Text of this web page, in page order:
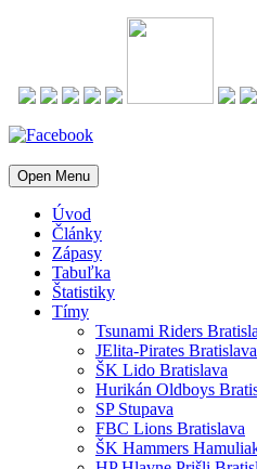
Open Menu
Úvod
Články
Zápasy
Tabuľka
Štatistiky
Tímy
Tsunami Riders
JElita-Pirates Bratislava
ŠK Lido Bratislava
Hurikán Oldboys
SP Stupava
FBC Lions Bratislava
ŠK Hammers